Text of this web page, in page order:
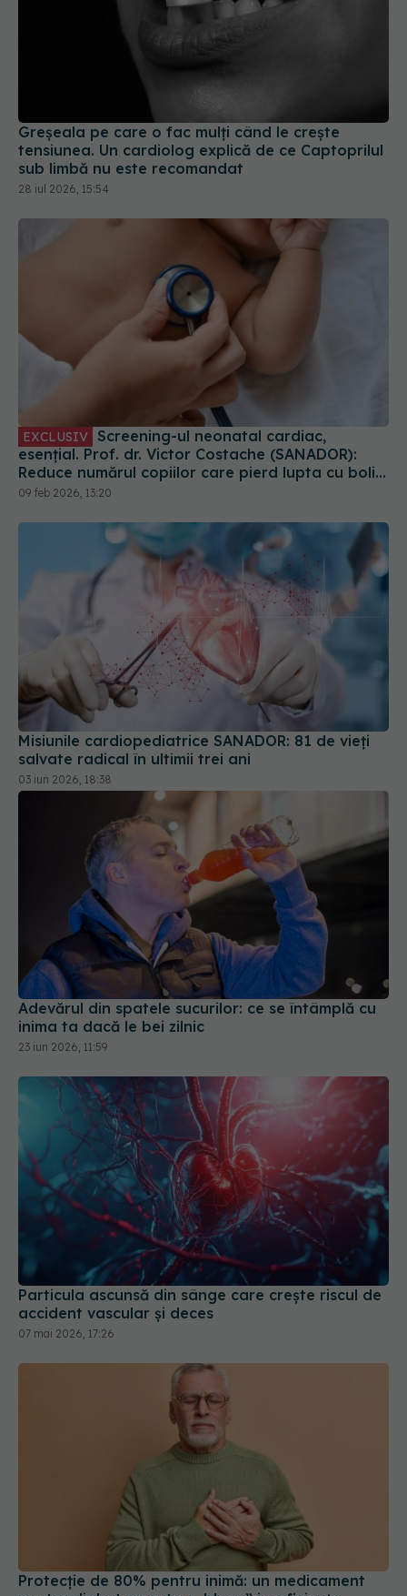
Greșeala pe care o fac mulți când le crește
tensiunea. Un cardiolog explică de ce Captoprilul
sub limbă nu este recomandat
EXCLUSIV
esențial. Prof. dr. Victor Costache (SANADOR):
Reduce numărul copiilor care pierd lupta cu bolile
Misiunile cardiopediatrice SANADOR: 81 de vieți
salvate radical în ultimii trei ani
03 iun 2026, 18:38
Adevărul din spatele sucurilor: ce se întâmplă cu
inima ta dacă le bei zilnic
23 iun 2026, 11:59
Particula ascunsă din sânge care crește riscul de
accident vascular și deces
07 mai 2026, 17:26
Protecție de 80% pentru inimă: un medicament
pentru diabet ar putea „bloca” insuficiența